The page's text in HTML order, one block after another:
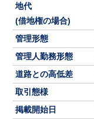
地代
(借地権の場合)
管理形態
管理人勤務形態
道路との高低差
取引態様
掲載開始日